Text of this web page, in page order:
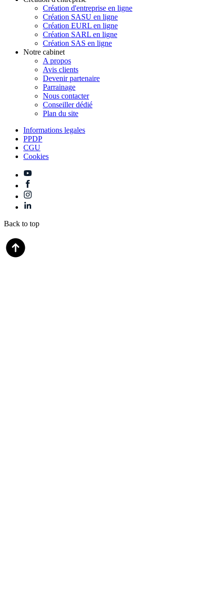
Création d'entreprise en ligne
Création SASU en ligne
Création EURL en ligne
Création SARL en ligne
Création SAS en ligne
Notre cabinet
A propos
Avis clients
Devenir partenaire
Parrainage
Nous contacter
Conseiller dédié
Plan du site
Informations legales
PPDP
CGU
Cookies
Back to top